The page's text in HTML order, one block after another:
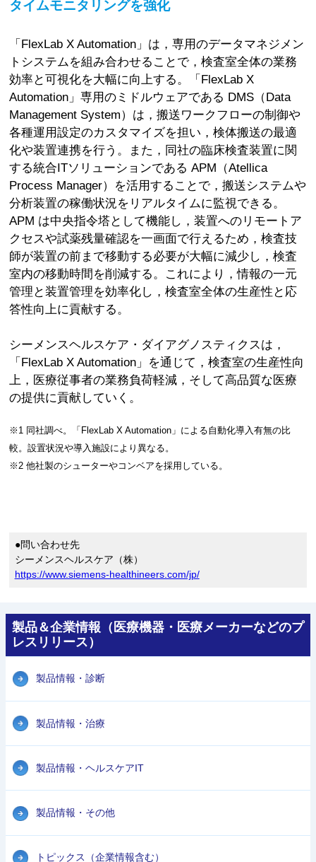
タイムモニタリングを強化
「FlexLab X Automation」は，専用のデータマネジメン
トシステムを組み合わせることで，検査室全体の業務
効率と可視化を大幅に向上する。「FlexLab X
Automation」専用のミドルウェアである DMS（Data
Management System）は，搬送ワークフローの制御や
各種運用設定のカスタマイズを担い，検体搬送の最適
化や装置連携を行う。また，同社の臨床検査装置に関
する統合ITソリューションである APM（Atellica
Process Manager）を活用することで，搬送システムや
分析装置の稼働状況をリアルタイムに監視できる。
APM は中央指令塔として機能し，装置へのリモートア
クセスや試薬残量確認を一画面で行えるため，検査技
師が装置の前まで移動する必要が大幅に減少し，検査
室内の移動時間を削減する。これにより，情報の一元
管理と装置管理を効率化し，検査室全体の生産性と応
答性向上に貢献する。
シーメンスヘルスケア・ダイアグノスティクスは，
「FlexLab X Automation」を通じて，検査室の生産性向
上，医療従事者の業務負荷軽減，そして高品質な医療
の提供に貢献していく。
※1 同社調べ。「FlexLab X Automation」による自動化導入有無の比
較。設置状況や導入施設により異なる。
※2 他社製のシューターやコンベアを採用している。
●問い合わせ先
シーメンスヘルスケア（株）
https://www.siemens-healthineers.com/jp/
製品＆企業情報（医療機器・医療メーカーなどのプ
レスリリース）
製品情報・診断
製品情報・治療
製品情報・ヘルスケアIT
製品情報・その他
トピックス（企業情報含む）